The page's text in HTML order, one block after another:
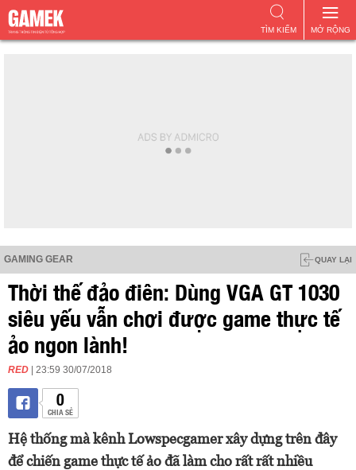
MỞ RỘNG
TÌM KIẾM
GAMING GEAR QUAY LẠI
Thời thế đảo điên: Dùng VGA GT 1030
siêu yếu vẫn chơi được game thực tế
ảo ngon lành!
RED | 23:59 30/07/2018
0
CHIA SẺ
Hệ thống mà kênh Lowspecgamer xây dựng trên đây
để chiến game thực tế ảo đã làm cho rất rất nhiều